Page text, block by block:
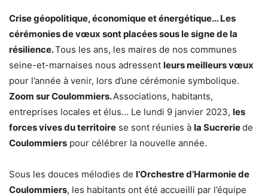
Crise géopolitique, économique et énergétique… Les
cérémonies de vœux sont placées sous le signe de la
résilience.Tous les ans, les maires de nos communes
seine-et-marnaises nous adressent leurs meilleurs vœux
pour l’année à venir, lors d’une cérémonie symbolique.
Zoom sur Coulommiers.Associations, habitants,
entreprises locales et élus… Le lundi 9 janvier 2023, les
forces vives du territoire se sont réunies à la Sucreriede
Coulommiers pour célébrer la nouvelle année.
Sous les douces mélodies de l’Orchestre d’Harmonie de
Coulommiers, les habitants ont été accueilli par l’équipe